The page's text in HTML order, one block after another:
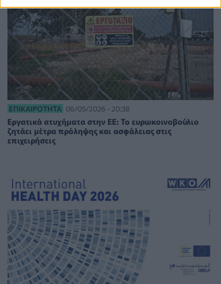
ΕΠΙΚΑΙΡΌΤΗΤΑ 06/05/2026 - 20:38
Εργατικά ατυχήματα στην ΕΕ: Το ευρωκοινοβούλιο
ζητάει μέτρα πρόληψης και ασφάλειας στις
επιχειρήσεις